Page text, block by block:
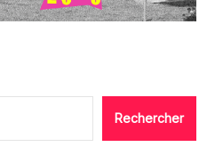
Rechercher